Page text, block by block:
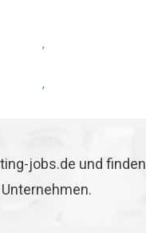
,
,
jobs.de und finden